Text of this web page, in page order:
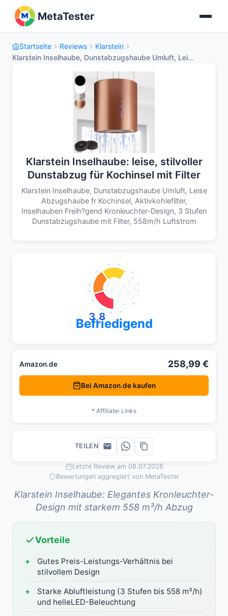
MetaTester
Startseite Reviews
Klarstein
Klarstein Inselhaube, Dunstabzugshaube Umluft, Lei...
Klarstein Inselhaube: leise, stilvoller
Dunstabzug für Kochinsel mit Filter
Klarstein Inselhaube, Dunstabzugshaube Umluft, Leise
Abzugshaube fr Kochinsel, Aktivkohlefilter,
Inselhauben Freih?gend Kronleuchter-Design, 3 Stufen
Dunstabzugshaube mit Filter, 558m/h Luftstrom
Letzte Review am 08.07.2026
Bewertungen aggregiert von MetaTester
Klarstein Inselhaube: Elegantes Kronleuchter-
Design mit starkem 558 m³/h Abzug
Vorteile
Gutes Preis-Leistungs-Verhältnis bei
stilvollem Design
Starke Abluftleistung (3 Stufen bis 558 m³/h)
und helleLED-Beleuchtung
3,8
Befriedigend
Amazon.de 258,99 €
Bei Amazon.de kaufen
* Affiliate-Links
TEILEN